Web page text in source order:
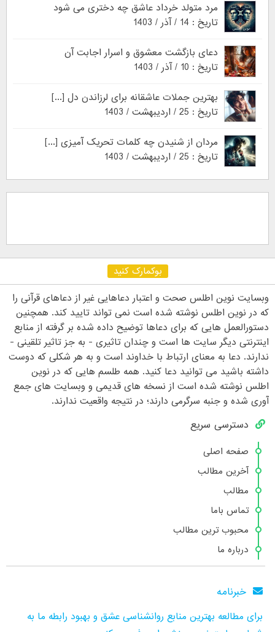
مرد متولد خرداد عاشق چه دختری می شود
تاریخ : 14 / آذر / 1403
دعای بازگشت معشوق و اسرار اجابت آن
تاریخ : 10 / آذر / 1403
بهترین جملات عاشقانه برای لرزاندن دل [...]
تاریخ : 25 / اردیبهشت / 1403
مردان از شنیدن چه کلمات تحریک آمیزی [...]
تاریخ : 25 / اردیبهشت / 1403
بوکمارک کنید
وبسایت نوین اطلس صحت و اعتبار دعاهایی غیر از دعاهای قرآنی را
که در نوین اطلس نوشته شده است نمی تواند تایید کند. همچنین
دستورالعمل هایی که برای دعاها توضیح داده شده بر گرفته از منابع
اینترنتی دیگر سایت ها است و چندان تاثیری - به جز تاثیر تلقینی -
ندارند. دعا به معنای ارتباط با خداوند است و به هر شکلی که دوست
داشته باشید می توانید دعا کنید. همه طلسم هایی که در نوین
اطلس نوشته شده است از نسخه های قدیمی و وبسایت های جمع
آوری شده و جنبه سرگرمی دارند؛ در نتیجه واقعیت ندارند.
دسترسی سریع
صفحه اصلی
آخرین مطالب
مطالب
تماس باما
محبوب ترین مطالب
درباره ما
خبرنامه
برای مطالعه بهترین منابع روانشناسی عشق و بهبود رابطه ما به